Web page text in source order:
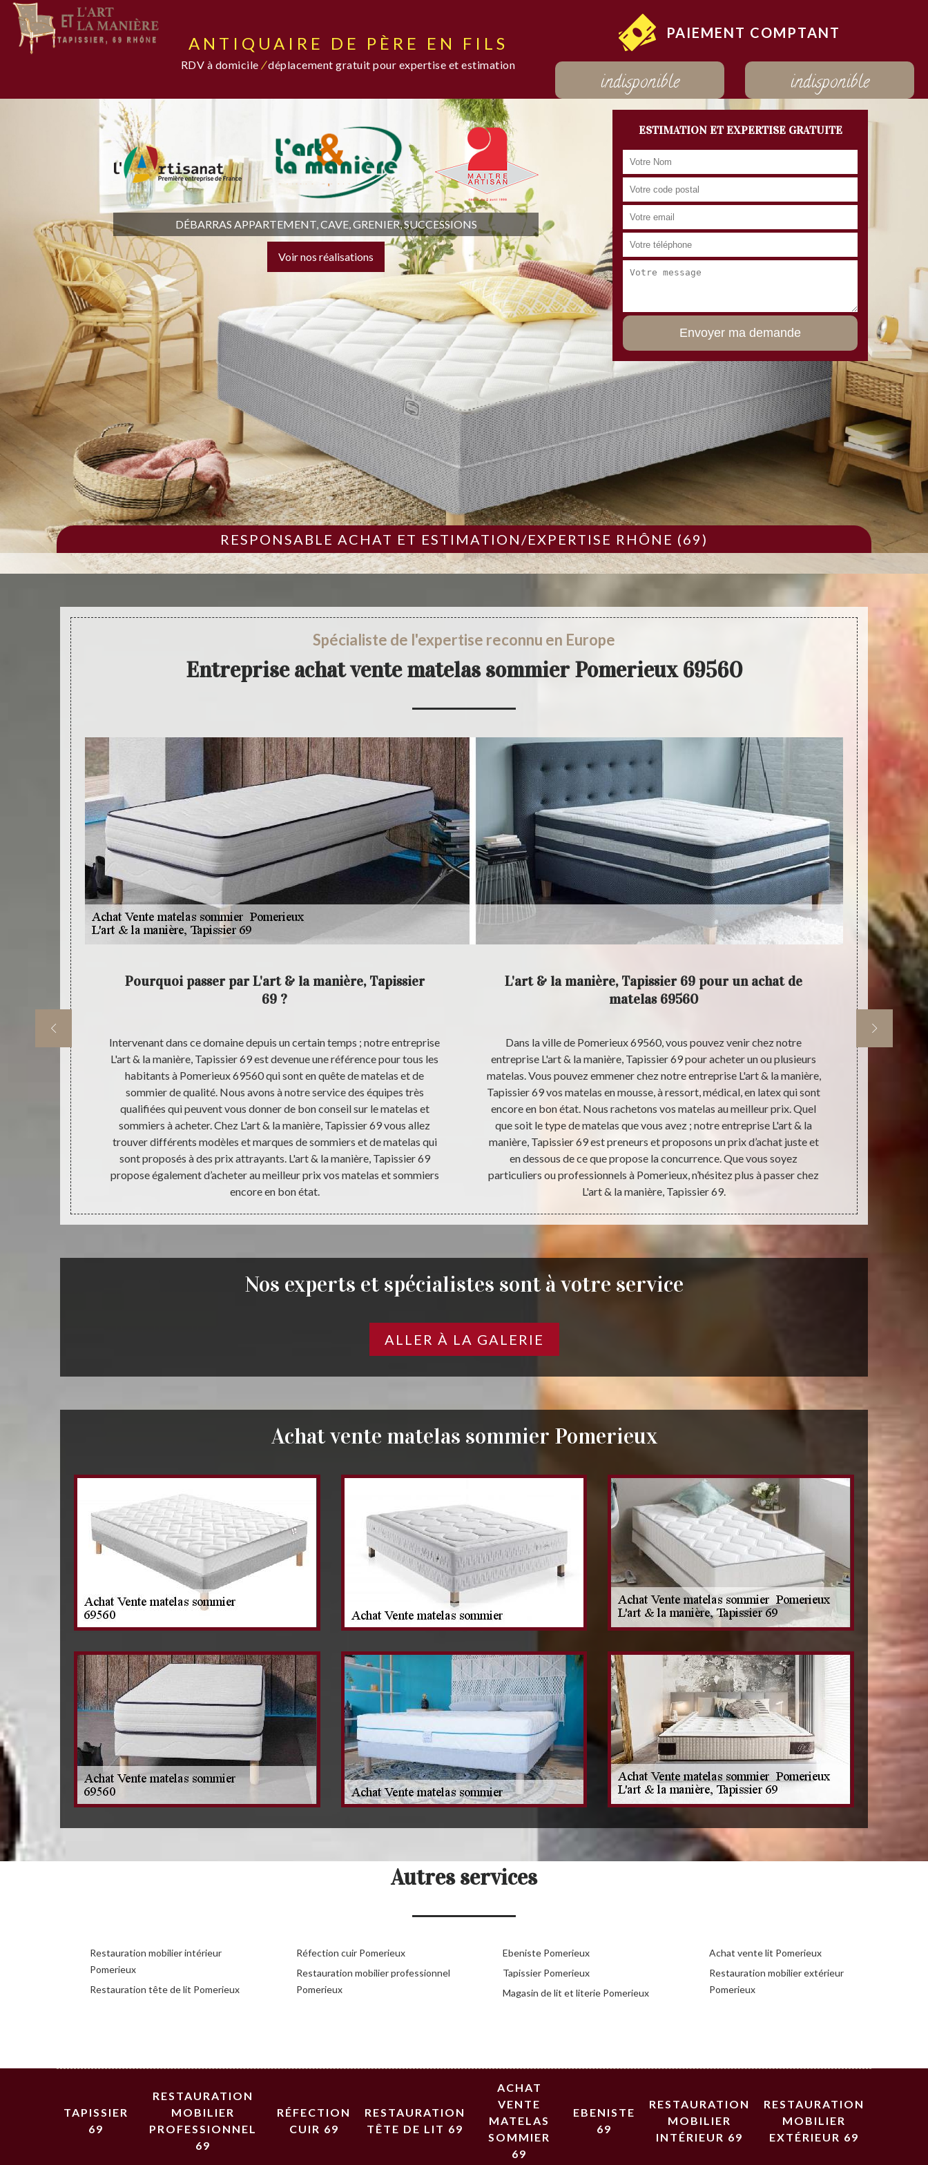
ANTIQUAIRE DE PÈRE EN FILS
RDV à domicile /déplacement gratuit pour expertise et estimation
PAIEMENT COMPTANT
indisponible indisponible
DÉBARRAS APPARTEMENT, CAVE, GRENIER, SUCCESSIONS
Voir nos réalisations
ESTIMATION ET EXPERTISE GRATUITE
RESPONSABLE ACHAT ET ESTIMATION/EXPERTISE RHÔNE (69)
Spécialiste de l'expertise reconnu en Europe
Entreprise achat vente matelas sommier Pomerieux 69560
Pourquoi passer par L'art & la manière, Tapissier
69 ?
Intervenant dans ce domaine depuis un certain temps ; notre entreprise
L'art & la manière, Tapissier 69 est devenue une référence pour tous les
habitants à Pomerieux 69560 qui sont en quête de matelas et de
sommier de qualité. Nous avons à notre service des équipes très
qualifiées qui peuvent vous donner de bon conseil sur le matelas et
sommiers à acheter. Chez L'art & la manière, Tapissier 69 vous allez
trouver différents modèles et marques de sommiers et de matelas qui
sont proposés à des prix attrayants. L'art & la manière, Tapissier 69
propose également d’acheter au meilleur prix vos matelas et sommiers
encore en bon état.
L'art & la manière, Tapissier 69 pour un achat de
matelas 69560
Dans la ville de Pomerieux 69560, vous pouvez venir chez notre
entreprise L'art & la manière, Tapissier 69 pour acheter un ou plusieurs
matelas. Vous pouvez emmener chez notre entreprise L'art & la manière,
Tapissier 69 vos matelas en mousse, à ressort, médical, en latex qui sont
encore en bon état. Nous rachetons vos matelas au meilleur prix. Quel
que soit le type de matelas que vous avez ; notre entreprise L'art & la
manière, Tapissier 69 est preneurs et proposons un prix d’achat juste et
en dessous de ce que propose la concurrence. Que vous soyez
particuliers ou professionnels à Pomerieux, n’hésitez plus à passer chez
L'art & la manière, Tapissier 69.
Nos experts et spécialistes sont à votre service
ALLER À LA GALERIE
Achat vente matelas sommier Pomerieux
Autres services
Restauration mobilier intérieur
Pomerieux
Restauration tête de lit Pomerieux
Réfection cuir Pomerieux
Restauration mobilier professionnel
Pomerieux
Ebeniste Pomerieux
Tapissier Pomerieux
Magasin de lit et literie Pomerieux
Achat vente lit Pomerieux
Restauration mobilier extérieur
Pomerieux
TAPISSIER
69
RESTAURATION
MOBILIER
PROFESSIONNEL
69
RÉFECTION
CUIR 69
RESTAURATION
TÊTE DE LIT 69
ACHAT
VENTE
MATELAS
SOMMIER
69
EBENISTE
69
RESTAURATION
MOBILIER
INTÉRIEUR 69
RESTAURATION
MOBILIER
EXTÉRIEUR 69